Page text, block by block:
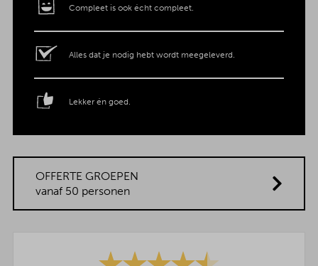
Compleet is ook écht compleet.
Alles dat je nodig hebt wordt meegeleverd.
Lekker én goed.
OFFERTE GROEPEN
vanaf 50 personen